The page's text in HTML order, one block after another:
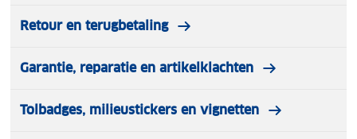
Retour en terugbetaling
Garantie, reparatie en artikelklachten
Tolbadges, milieustickers en vignetten